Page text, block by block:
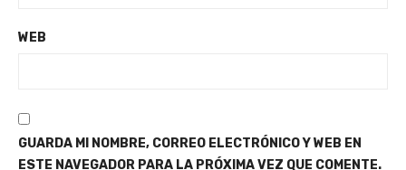
WEB
GUARDA MI NOMBRE, CORREO ELECTRÓNICO Y WEB EN
ESTE NAVEGADOR PARA LA PRÓXIMA VEZ QUE COMENTE.